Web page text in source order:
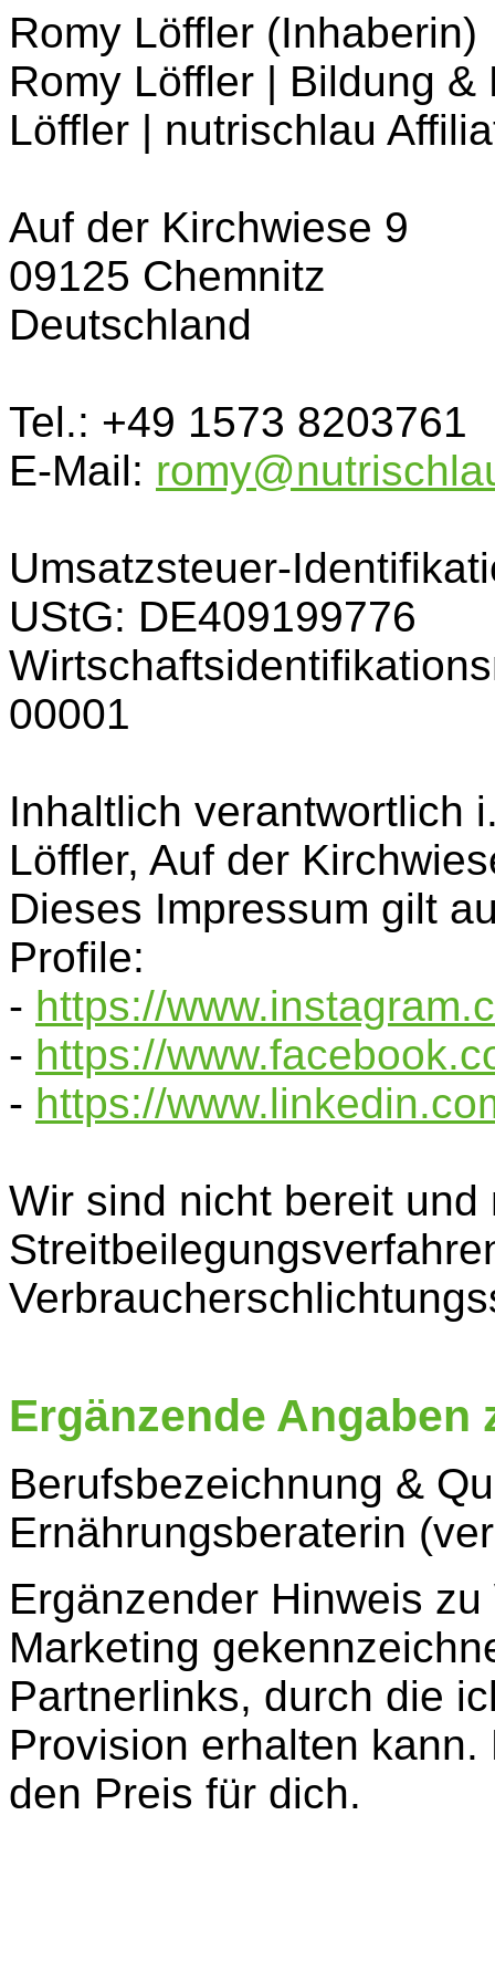
Romy Löffler (Inhaberin)
Romy Löffler | Bildung
Löffler | nutrischlau
Auf der Kirchwiese 9
09125 Chemnitz
Deutschland
Tel.: +49 1573 8203761
E-Mail:
Umsatzsteuer-
UStG: DE409199776
00001
Inhaltlich verantwortlich
Löffler, Auf der
Dieses Impressum gilt
Profile:
- https://
- https://
- https://
Wir sind nicht bereit
Ergänzende Angaben
Berufsbezeichnung &
Ernährungsberaterin
Ergänzender Hinweis
Marketing
Partnerlinks, durch die
Provision erhalten
den Preis für dich.